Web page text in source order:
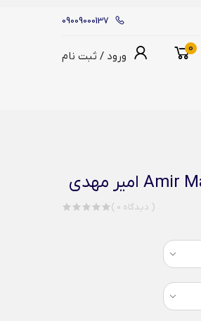
09009000137
ورود / ثبت نام
0
( 0 دیدگاه )